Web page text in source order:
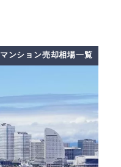
マンション売却相場一覧